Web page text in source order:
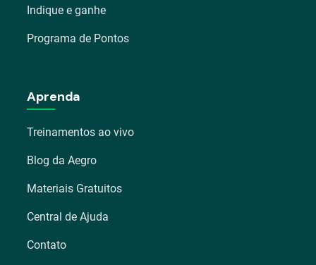
Indique e ganhe
Programa de Pontos
Aprenda
Treinamentos ao vivo
Blog da Aegro
Materiais Gratuitos
Central de Ajuda
Contato